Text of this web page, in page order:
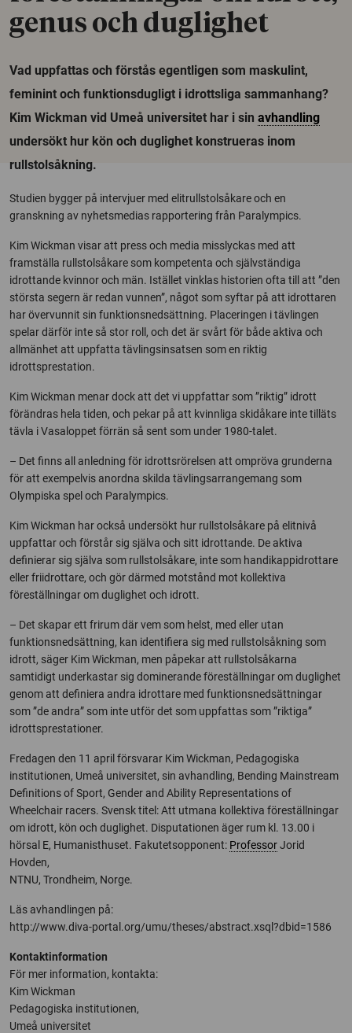
genus och duglighet
Vad uppfattas och förstås egentligen som maskulint,
feminint och funktionsdugligt i idrottsliga sammanhang?
Kim Wickman vid Umeå universitet har i sin avhandling
undersökt hur kön och duglighet konstrueras inom
rullstolsåkning.
Studien bygger på intervjuer med elitrullstolsåkare och en
granskning av nyhetsmedias rapportering från Paralympics.
Kim Wickman visar att press och media misslyckas med att
framställa rullstolsåkare som kompetenta och självständiga
idrottande kvinnor och män. Istället vinklas historien ofta till att ”den
största segern är redan vunnen”, något som syftar på att idrottaren
har övervunnit sin funktionsnedsättning. Placeringen i tävlingen
spelar därför inte så stor roll, och det är svårt för både aktiva och
allmänhet att uppfatta tävlingsinsatsen som en riktig
idrottsprestation.
Kim Wickman menar dock att det vi uppfattar som ”riktig” idrott
förändras hela tiden, och pekar på att kvinnliga skidåkare inte tilläts
tävla i Vasaloppet förrän så sent som under 1980-talet.
– Det finns all anledning för idrottsrörelsen att ompröva grunderna
för att exempelvis anordna skilda tävlingsarrangemang som
Olympiska spel och Paralympics.
Kim Wickman har också undersökt hur rullstolsåkare på elitnivå
uppfattar och förstår sig själva och sitt idrottande. De aktiva
definierar sig själva som rullstolsåkare, inte som handikappidrottare
eller friidrottare, och gör därmed motstånd mot kollektiva
föreställningar om duglighet och idrott.
– Det skapar ett frirum där vem som helst, med eller utan
funktionsnedsättning, kan identifiera sig med rullstolsåkning som
idrott, säger Kim Wickman, men påpekar att rullstolsåkarna
samtidigt underkastar sig dominerande föreställningar om duglighet
genom att definiera andra idrottare med funktionsnedsättningar
som ”de andra” som inte utför det som uppfattas som ”riktiga”
idrottsprestationer.
Fredagen den 11 april försvarar Kim Wickman, Pedagogiska
institutionen, Umeå universitet, sin avhandling, Bending Mainstream
Definitions of Sport, Gender and Ability Representations of
Wheelchair racers. Svensk titel: Att utmana kollektiva föreställningar
om idrott, kön och duglighet. Disputationen äger rum kl. 13.00 i
hörsal E, Humanisthuset. Fakutetsopponent: ProfessorJorid
Hovden,
NTNU, Trondheim, Norge.
Läs avhandlingen på:
http://www.diva-portal.org/umu/theses/abstract.xsql?dbid=1586
Kontaktinformation
För mer information, kontakta:
Kim Wickman
Pedagogiska institutionen,
Umeå universitet